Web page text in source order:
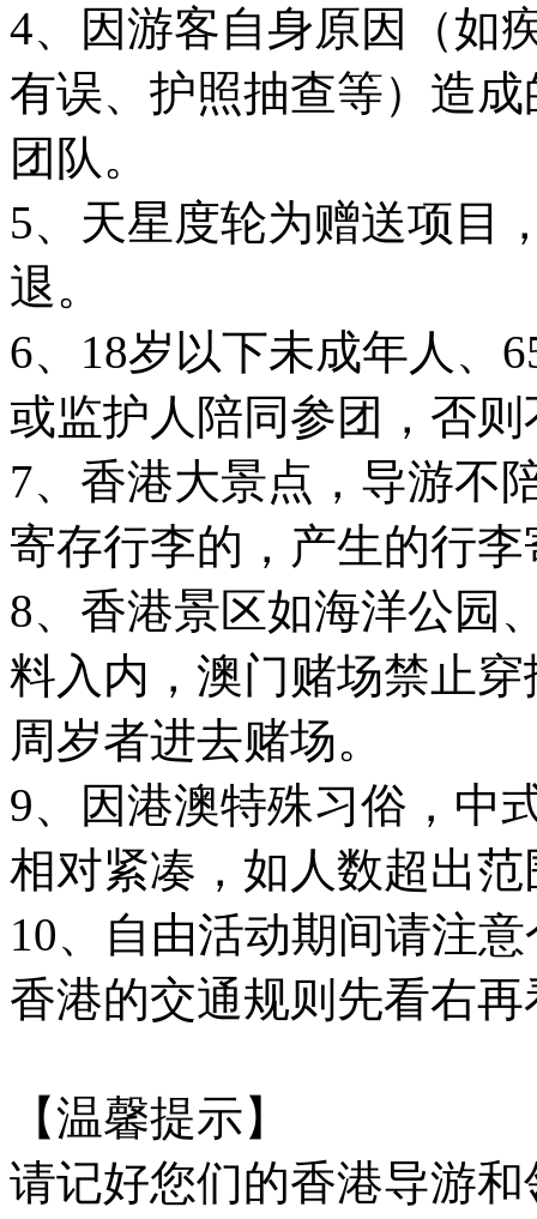
4、因游客自身原因（如
有误、护照抽查等）造
团队。
5、天星度轮为赠送项目
退。
6、18岁以下未成年人、
或监护人陪同参团，否
7、香港大景点，导游不
寄存行李的，产生的行
8、香港景区如海洋公园
料入内，澳门赌场禁止
周岁者进去赌场。
9、因港澳特殊习俗，中
相对紧凑，如人数超出
10、自由活动期间请注
香港的交通规则先看右
【温馨提示】
请记好您们的香港导游